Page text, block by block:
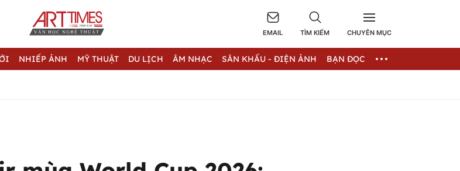
EMAIL TÌM KIẾM CHUYÊN MỤC
NHIẾP ẢNH MỸ THUẬT DU LỊCH ÂM NHẠC SÂN KHẤU - ĐIỆN ẢNH BẠN ĐỌC